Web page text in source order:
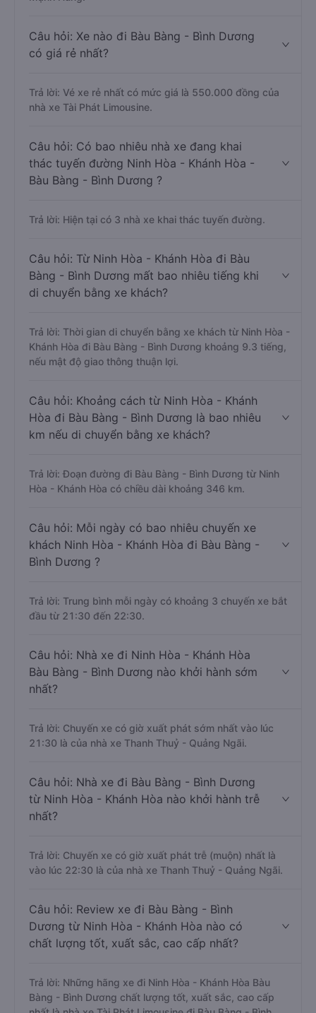
Câu hỏi: Xe nào đi Bàu Bàng - Bình Dương
có giá rẻ nhất?
Trả lời: Vé xe rẻ nhất có mức giá là 550.000 đồng của
nhà xe Tài Phát Limousine.
Câu hỏi: Có bao nhiêu nhà xe đang khai
thác tuyến đường Ninh Hòa - Khánh Hòa -
Bàu Bàng - Bình Dương ?
Trả lời: Hiện tại có 3 nhà xe khai thác tuyến đường.
Câu hỏi: Từ Ninh Hòa - Khánh Hòa đi Bàu
Bàng - Bình Dương mất bao nhiêu tiếng khi
di chuyển bằng xe khách?
Trả lời: Thời gian di chuyển bằng xe khách từ Ninh Hòa -
Khánh Hòa đi Bàu Bàng - Bình Dương khoảng 9.3 tiếng,
nếu mật độ giao thông thuận lợi.
Câu hỏi: Khoảng cách từ Ninh Hòa - Khánh
Hòa đi Bàu Bàng - Bình Dương là bao nhiêu
km nếu di chuyển bằng xe khách?
Trả lời: Đoạn đường đi Bàu Bàng - Bình Dương từ Ninh
Hòa - Khánh Hòa có chiều dài khoảng 346 km.
Câu hỏi: Mỗi ngày có bao nhiêu chuyến xe
khách Ninh Hòa - Khánh Hòa đi Bàu Bàng -
Bình Dương ?
Trả lời: Trung bình mỗi ngày có khoảng 3 chuyến xe bắt
đầu từ 21:30 đến 22:30.
Câu hỏi: Nhà xe đi Ninh Hòa - Khánh Hòa
Bàu Bàng - Bình Dương nào khởi hành sớm
nhất?
Trả lời: Chuyến xe có giờ xuất phát sớm nhất vào lúc
21:30 là của nhà xe Thanh Thuỷ - Quảng Ngãi.
Câu hỏi: Nhà xe đi Bàu Bàng - Bình Dương
từ Ninh Hòa - Khánh Hòa nào khởi hành trễ
nhất?
Trả lời: Chuyến xe có giờ xuất phát trễ (muộn) nhất là
vào lúc 22:30 là của nhà xe Thanh Thuỷ - Quảng Ngãi.
Câu hỏi: Review xe đi Bàu Bàng - Bình
Dương từ Ninh Hòa - Khánh Hòa nào có
chất lượng tốt, xuất sắc, cao cấp nhất?
Trả lời: Những hãng xe đi Ninh Hòa - Khánh Hòa Bàu
Bàng - Bình Dương chất lượng tốt, xuất sắc, cao cấp